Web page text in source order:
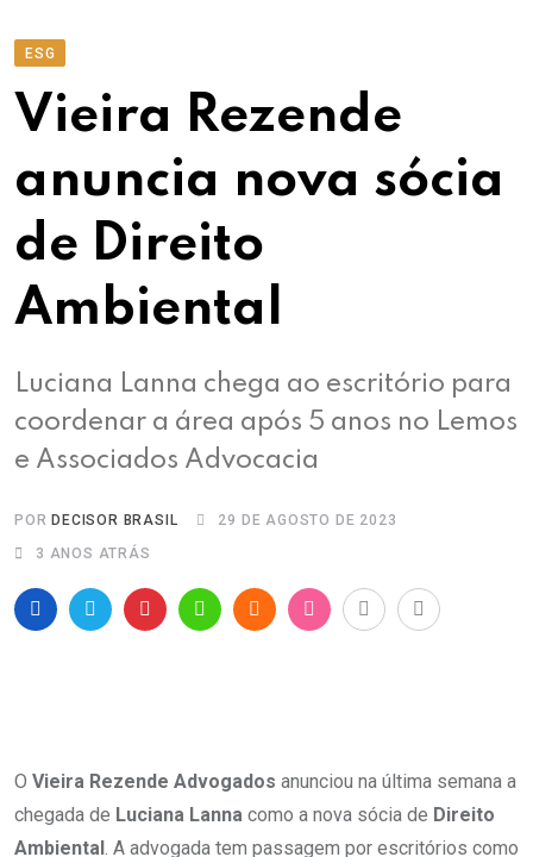
ESG
Vieira Rezende
anuncia nova sócia
de Direito
Ambiental
Luciana Lanna chega ao escritório para
coordenar a área após 5 anos no Lemos
e Associados Advocacia
POR DECISOR BRASIL
29 DE AGOSTO DE 2023
3 ANOS ATRÁS
O Vieira Rezende Advogados anunciou na última semana a
chegada de Luciana Lanna como a nova sócia de Direito
Ambiental. A advogada tem passagem por escritórios como